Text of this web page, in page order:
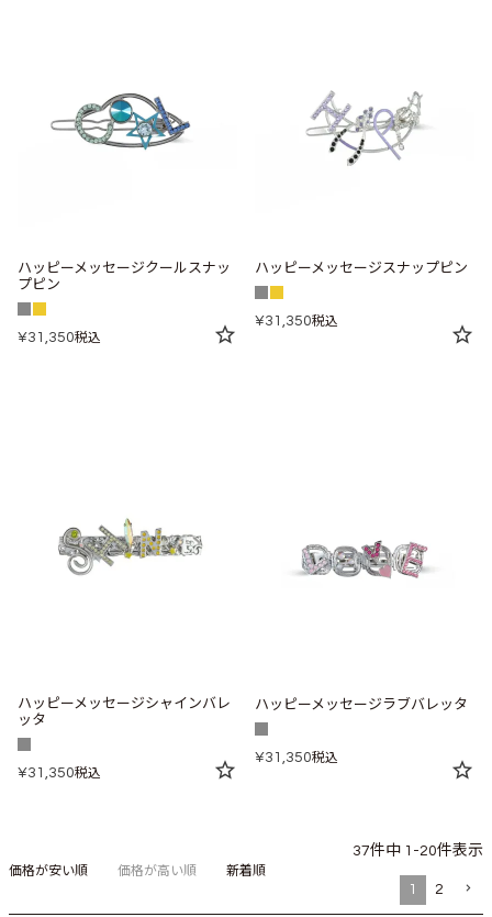
ハッピーメッセージクールスナッ
プピン
¥31,350税込
ハッピーメッセージスナップピン
¥31,350税込
ハッピーメッセージシャインバレ
ッタ
¥31,350税込
ハッピーメッセージラブバレッタ
¥31,350税込
価格が安い順 価格が高い順 新着順
37件中 1 -20件表示
1 2